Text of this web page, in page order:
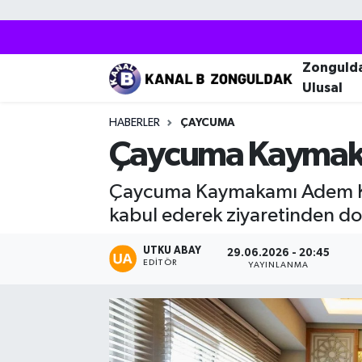
Ulusal
HABERLER ÇAYCUMA
Çaycuma
Çaycuma Kaymakamı Adem
kabul ederek ziyaretinden
UTKU ABAY
EDITÖR
29.06.2026 - 20:45
YAYINLANMA
Gökçebey
Zonguldak Nöbetçi Eczaneler
Zonguldak Trafik Yoğunluk Haritası
Puan Durumu ve Fikstür
Tüm Manşetler
Son Dakika Haberleri
Haber Arşivi